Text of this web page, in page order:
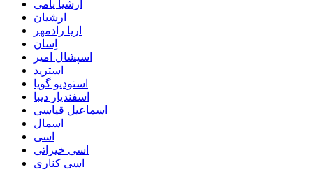
ارشیا یامی
ارشیان
اریا رادمهر
اِسان
اسپشال امیر
استرید
استودیو گویا
اسفندیار دیبا
اسماعیل قیاسی
اسمال
اسی
اسی خیراتی
اسی کناری